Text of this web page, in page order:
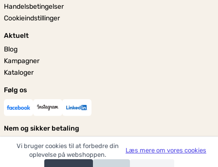
Handelsbetingelser
Cookieindstillinger
Aktuelt
Blog
Kampagner
Kataloger
Følg os
Nem og sikker betaling
Vi bruger cookies til at forbedre din
oplevelse på webshoppen.
Læs mere om vores cookies